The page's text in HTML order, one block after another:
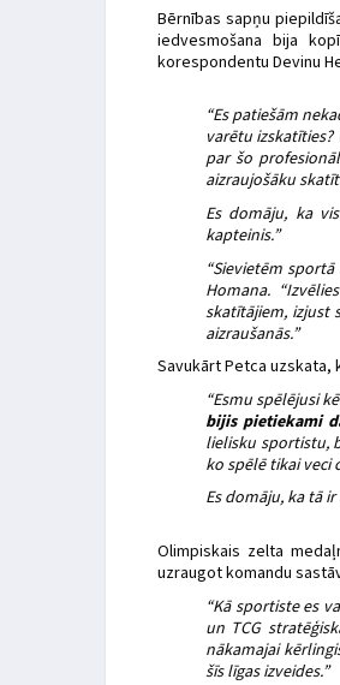
Bērnības sapņu
iedvesmošana bija
korespondentu Devinu
“Es patiešām
varētu
par šo
aizraujošāku
Es domāju, ka
kapteinis.”
“Sievietēm
Homana.
skatītājiem, izjust
aizraušanās.”
Savukārt Petca
“Esmu spēlējusi
bijis pietiekami
lielisku sportistu,
ko spēlē tikai veci
Es domāju, ka tā
Olimpiskais zelta
uzraugot komandu
“Kā sportiste es
un TCG
nākamajai
šīs līgas izveides.”